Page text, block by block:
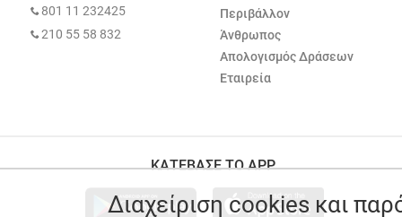
801 11 232425
210 55 58 832
Περιβάλλον
Άνθρωπος
Απολογισμός Δράσεων
Εταιρεία
ΚΑΤΕΒΑΣΕ ΤΟ APP
Διαχείριση cookies και